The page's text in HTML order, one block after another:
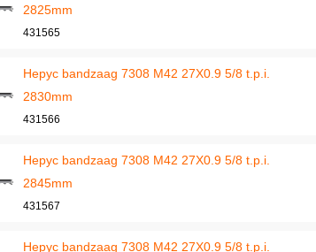
2825mm
431565
Hepyc bandzaag 7308 M42 27X0.9 5/8 t.p.i.
2830mm
431566
Hepyc bandzaag 7308 M42 27X0.9 5/8 t.p.i.
2845mm
431567
Hepyc bandzaag 7308 M42 27X0.9 5/8 t.p.i.